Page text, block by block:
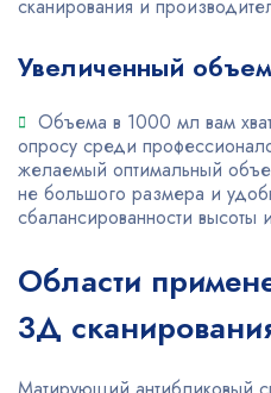
сканирования и
Увеличенный объем
Объема в 1000 мл вам
опросу среди
желаемый оптимальный
не большого размера и
сбалансированности высоты
Области
3Д